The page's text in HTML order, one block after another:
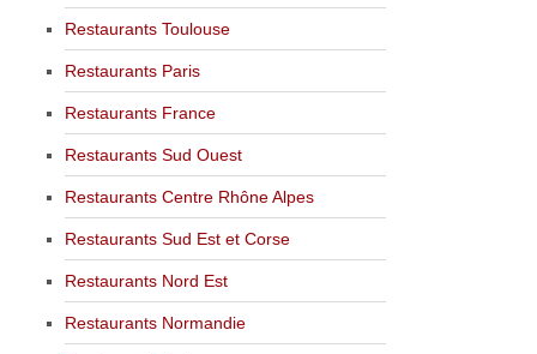
Restaurants Toulouse
Restaurants Paris
Restaurants France
Restaurants Sud Ouest
Restaurants Centre Rhône Alpes
Restaurants Sud Est et Corse
Restaurants Nord Est
Restaurants Normandie